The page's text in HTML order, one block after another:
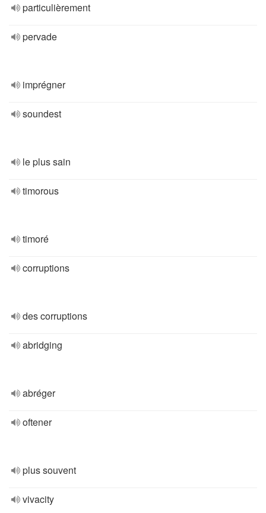
particulièrement
pervade
imprégner
soundest
le plus sain
timorous
timoré
corruptions
des corruptions
abridging
abréger
oftener
plus souvent
vivacity